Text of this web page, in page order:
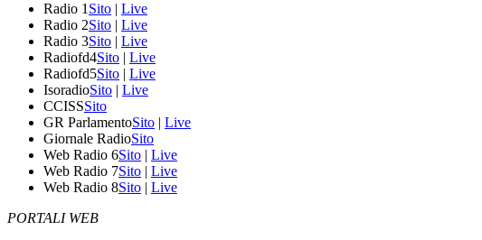
Radio 1 Sito | Live
Radio 2Sito | Live
Radio 3Sito | Live
Radiofd4Sito | Live
Radiofd5Sito | Live
IsoradioSito | Live
CCISSSito
GR ParlamentoSito | Live
Giornale RadioSito
Web Radio 6Sito | Live
Web Radio 7Sito | Live
Web Radio 8Sito | Live
PORTALI WEB